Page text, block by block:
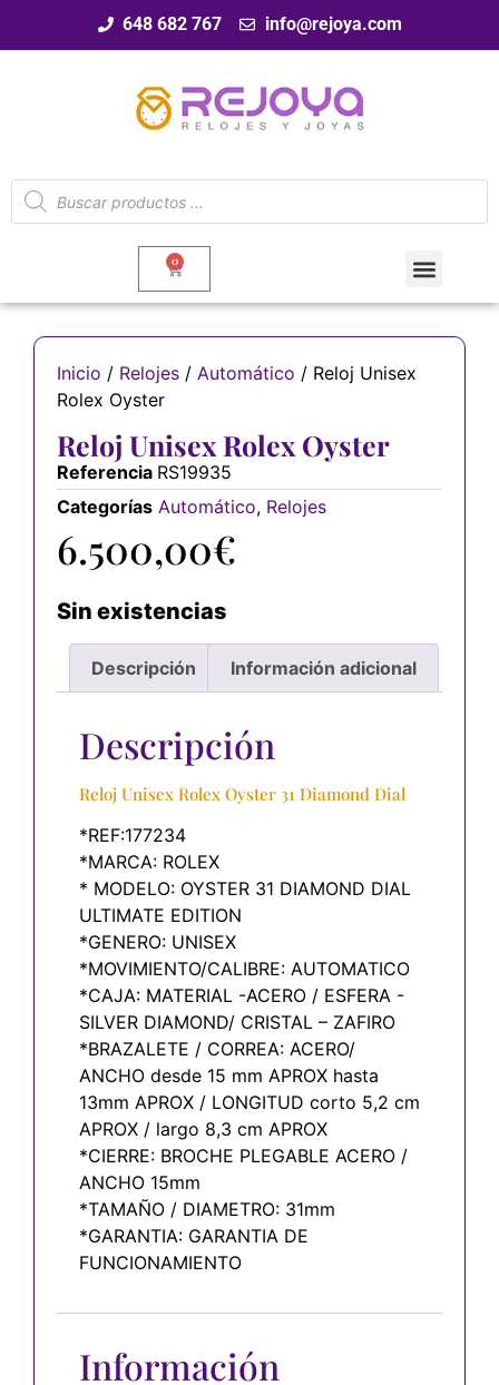
648 682 767 info@rejoya.com
0
Inicio / Relojes / Automático / Reloj Unisex
Rolex Oyster
Reloj Unisex Rolex Oyster
Referencia RS19935
Categorías Automático, Relojes
6.500,00€
Sin existencias
Descripción Información adicional
Descripción
Reloj Unisex Rolex Oyster 31 Diamond Dial
*REF:177234
*MARCA: ROLEX
* MODELO: OYSTER 31 DIAMOND DIAL
ULTIMATE EDITION
*GENERO: UNISEX
*MOVIMIENTO/CALIBRE: AUTOMATICO
*CAJA: MATERIAL -ACERO / ESFERA -
SILVER DIAMOND/ CRISTAL – ZAFIRO
*BRAZALETE / CORREA: ACERO/
ANCHO desde 15 mm APROX hasta
13mm APROX / LONGITUD corto 5,2 cm
APROX / largo 8,3 cm APROX
*CIERRE: BROCHE PLEGABLE ACERO /
ANCHO 15mm
*TAMAÑO / DIAMETRO: 31mm
*GARANTIA: GARANTIA DE
FUNCIONAMIENTO
Información